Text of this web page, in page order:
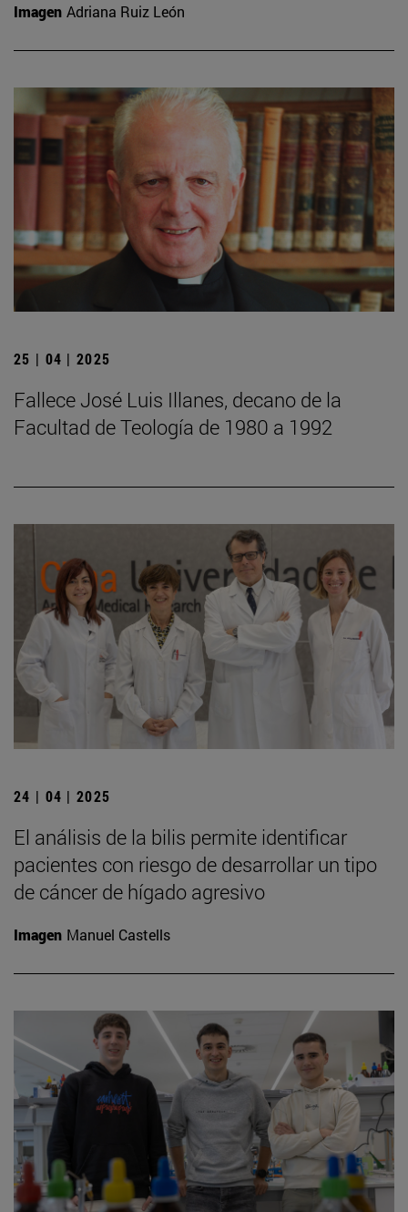
Imagen Adriana Ruiz León
25 | 04 | 2025
Fallece José Luis Illanes, decano de la
Facultad de Teología de 1980 a 1992
24 | 04 | 2025
El análisis de la bilis permite identificar
pacientes con riesgo de desarrollar un tipo
de cáncer de hígado agresivo
Imagen Manuel Castells